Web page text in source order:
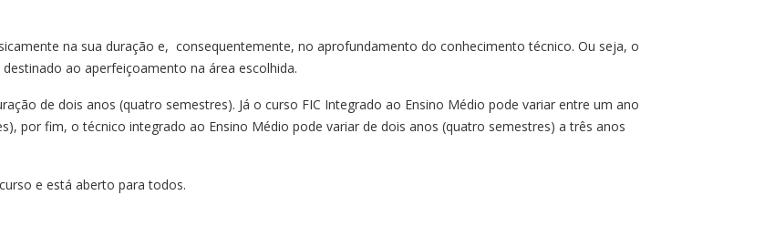
na sua duração e, consequentemente, no aprofundamento do conhecimento técnico. Ou seja, o
ao aperfeiçoamento na área escolhida.
de dois anos (quatro semestres). Já o curso FIC Integrado ao Ensino Médio pode variar entre um ano
por fim, o técnico integrado ao Ensino Médio pode variar de dois anos (quatro semestres) a três anos
e está aberto para todos.